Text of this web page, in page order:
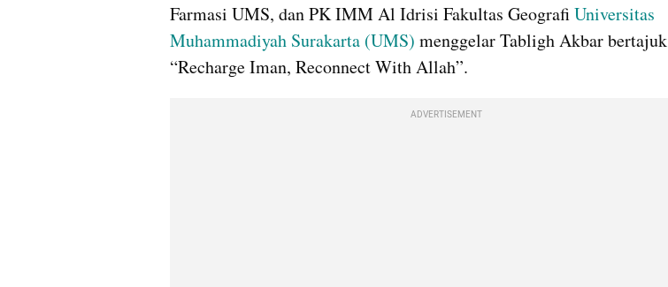
Farmasi UMS, dan PK IMM Al Idrisi Fakultas Geografi Universitas
Muhammadiyah Surakarta (UMS) menggelar Tabligh Akbar bertajuk
“Recharge Iman, Reconnect With Allah”.
ADVERTISEMENT